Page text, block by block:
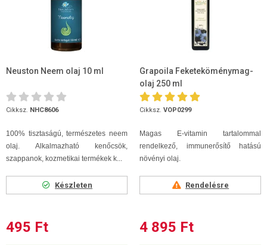
Neuston Neem olaj 10 ml
Cikksz. NHC8606
100% tisztaságú, természetes neem
olaj. Alkalmazható kenőcsök,
szappanok, kozmetikai termékek k...
Készleten
495 Ft
Grapoila Feketeköménymag-
olaj 250 ml
Cikksz. VOP0299
Magas E-vitamin tartalommal
rendelkező, immunerősítő hatású
növényi olaj.
Rendelésre
4 895 Ft